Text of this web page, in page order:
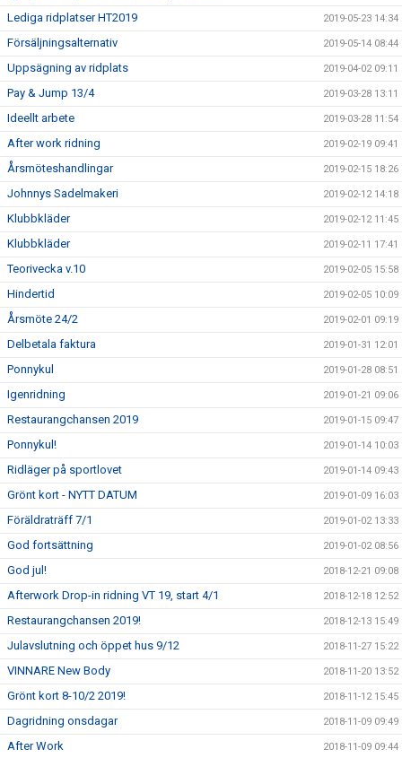
Lediga ridplatser HT2019 2019-05-23 14:34
Försäljningsalternativ 2019-05-14 08:44
Uppsägning av ridplats 2019-04-02 09:11
Pay & Jump 13/4 2019-03-28 13:11
Ideellt arbete 2019-03-28 11:54
After work ridning 2019-02-19 09:41
Årsmöteshandlingar 2019-02-15 18:26
Johnnys Sadelmakeri 2019-02-12 14:18
Klubbkläder 2019-02-12 11:45
Klubbkläder 2019-02-11 17:41
Teorivecka v.10 2019-02-05 15:58
Hindertid 2019-02-05 10:09
Årsmöte 24/2 2019-02-01 09:19
Delbetala faktura 2019-01-31 12:01
Ponnykul 2019-01-28 08:51
Igenridning 2019-01-21 09:06
Restaurangchansen 2019 2019-01-15 09:47
Ponnykul! 2019-01-14 10:03
Ridläger på sportlovet 2019-01-14 09:43
Grönt kort - NYTT DATUM 2019-01-09 16:03
Föräldraträff 7/1 2019-01-02 13:33
God fortsättning 2019-01-02 08:56
God jul! 2018-12-21 09:08
Afterwork Drop-in ridning VT 19, start 4/1 2018-12-18 12:52
Restaurangchansen 2019! 2018-12-13 15:49
Julavslutning och öppet hus 9/12 2018-11-27 15:22
VINNARE New Body 2018-11-20 13:52
Grönt kort 8-10/2 2019! 2018-11-12 15:45
Dagridning onsdagar 2018-11-09 09:49
After Work 2018-11-09 09:44